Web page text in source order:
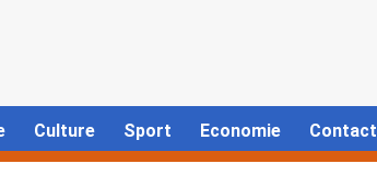
Culture Sport Economie Contact